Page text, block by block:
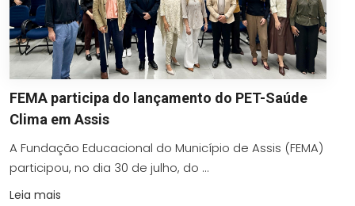
FEMA participa do lançamento do PET-Saúde
Clima em Assis
A Fundação Educacional do Município de Assis (FEMA)
participou, no dia 30 de julho, do ...
Leia mais